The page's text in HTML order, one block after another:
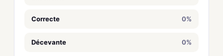
Correcte 0%
Décevante 0%